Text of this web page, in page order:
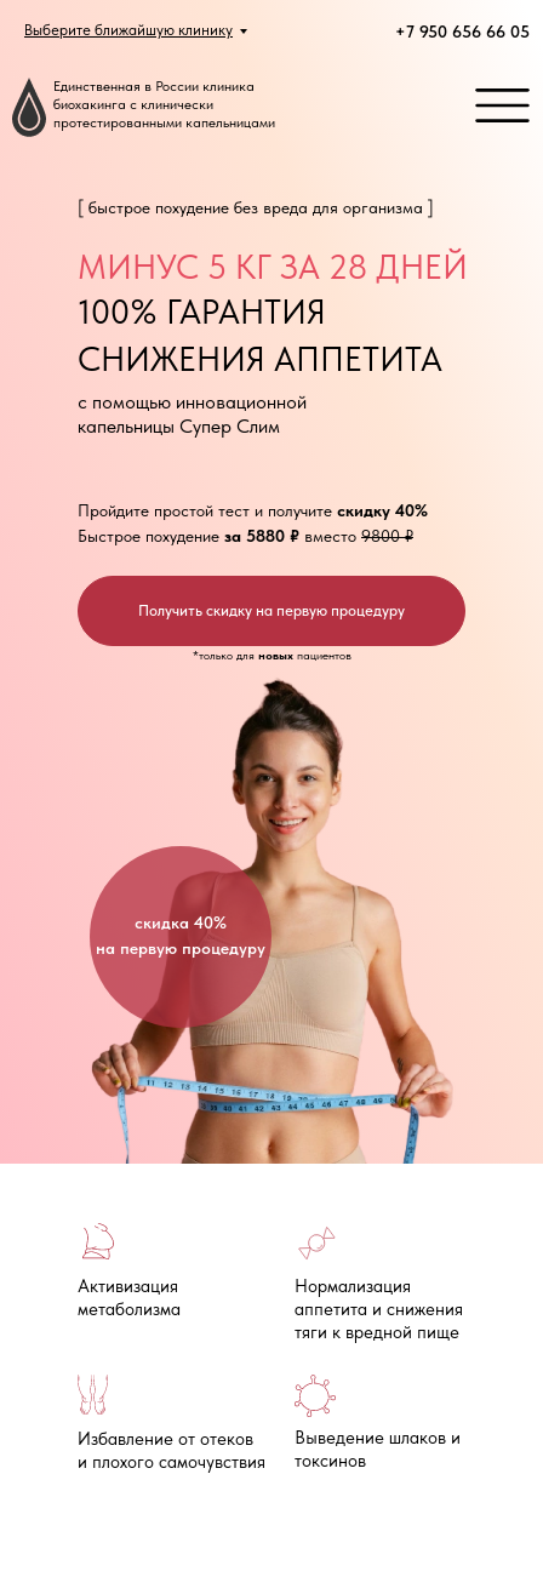
Выберите ближайшую клинику
с помощью инновационной
капельницы Супер Слим
[ быстрое похудение без вреда для организма ]
МИНУС 5 КГ ЗА 28 ДНЕЙ
100% ГАРАНТИЯ
СНИЖЕНИЯ АППЕТИТА
Пройдите простой тест и получите скидку 40%
Быстрое похудение за 5880 ₽ вместо 9800 ₽
Получить скидку на первую процедуру
Единственная в России клиника
биохакинга с клинически
протестированными капельницами
+7 950 656 66 05
Выберите ближайшую клинику
скидка 40%
на первую процедуру
*только для новых пациентов
Избавление от отеков
и плохого самочувствия
Активизация
метаболизма
Выведение шлаков и
токсинов
Ускорение обмена
веществ
Нормализация
аппетита и снижения
тяги к вредной пище